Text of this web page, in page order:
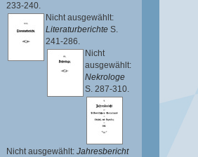
233-240.
Nicht ausgewählt:
Literaturberichte S.
241-286.
Nicht
ausgewählt:
Nekrologe
S. 287-310.
Nicht ausgewählt: Jahresbericht